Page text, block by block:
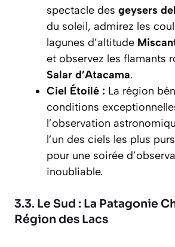
spectacle des geysers
du soleil, admirez les
lagunes d’altitude
et observez les flamants
Salar d’Atacama.
Ciel Étoilé : La région
conditions
l’observation
l’un des ciels les plus
pour une soirée
inoubliable.
3.3. Le Sud : La Patagonie
Région des Lacs